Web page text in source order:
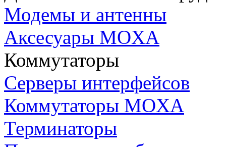
Модемы и антенны
Аксесуары MOXA
Коммутаторы
Серверы интерфейсов
Коммутаторы MOXA
Терминаторы